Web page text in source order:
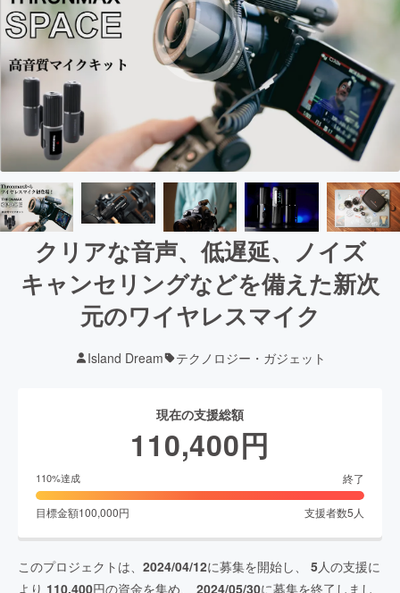
クリアな音声、低遅延、ノイズ
キャンセリングなどを備えた新次
元のワイヤレスマイク
Island Dream テクノロジー・ガジェット
現在の支援総額
110,400円
110%達成 終了
目標金額100,000円 支援者数5 人
このプロジェクトは、 2024/04/12に募集を開始し、 5人の支援に
より 110,400円の資金を集め、 2024/05/30に募集を終了しまし